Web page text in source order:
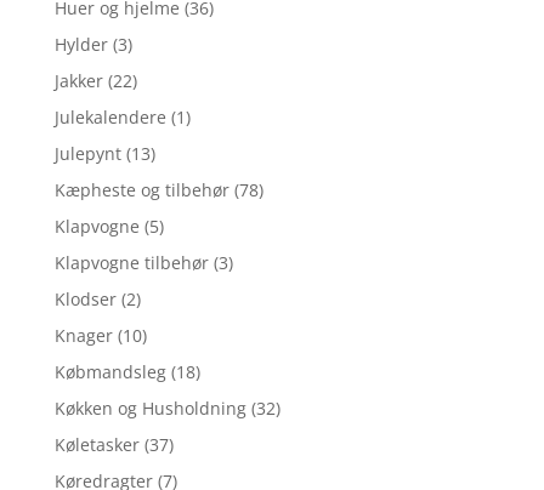
Huer og hjelme (36)
Hylder (3)
Jakker (22)
Julekalendere (1)
Julepynt (13)
Kæpheste og tilbehør (78)
Klapvogne (5)
Klapvogne tilbehør (3)
Klodser (2)
Knager (10)
Købmandsleg (18)
Køkken og Husholdning (32)
Køletasker (37)
Køredragter (7)